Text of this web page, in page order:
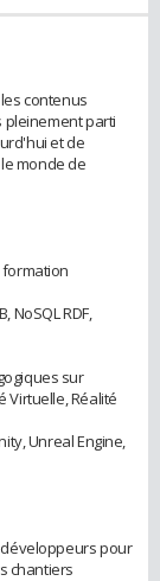
contenus
pleinement parti
et de
monde de
NoSQL RDF,
sur
Virtuelle, Réalité
Unreal Engine,
pour
chantiers